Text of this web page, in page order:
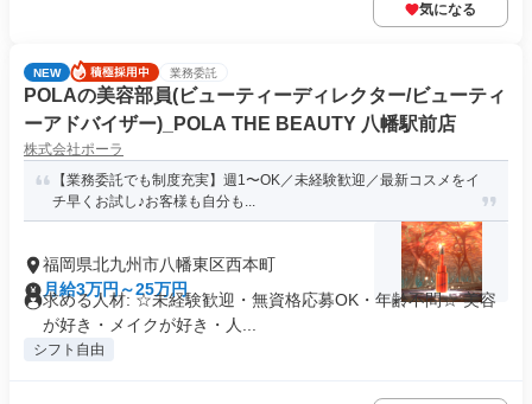
気になる
NEW 業務委託
POLAの美容部員(ビューティーディレクター/ビューティ
ーアドバイザー)_POLA THE BEAUTY 八幡駅前店
株式会社ポーラ
【業務委託でも制度充実】週1〜OK／未経験歓迎／最新コスメをイ
チ早くお試し♪お客様も自分も...
福岡県北九州市八幡東区西本町
月給3万円～25万円
求める人材: ☆未経験歓迎・無資格応募OK・年齢不問☆ 美容
が好き・メイクが好き・人...
シフト自由